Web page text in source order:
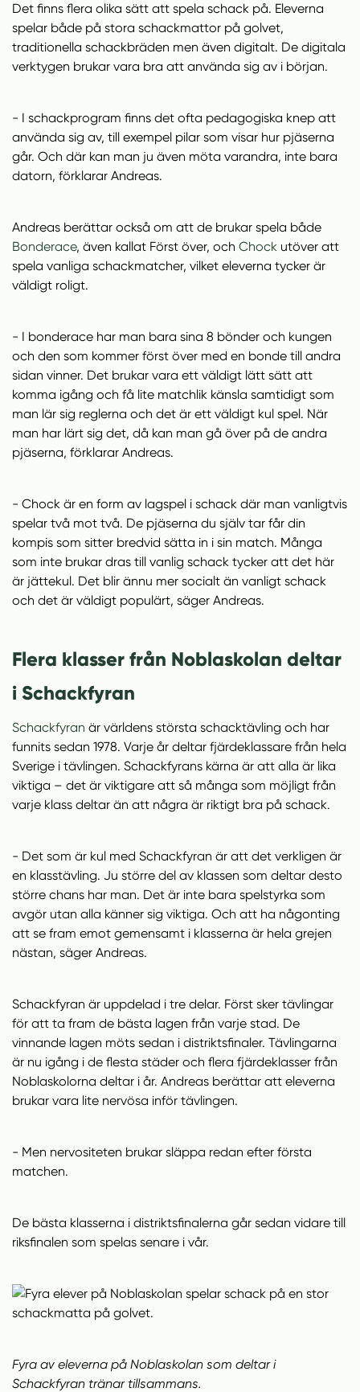
Det finns flera olika sätt att spela schack på. Eleverna
spelar både på stora schackmattor på golvet,
traditionella schackbräden men även digitalt. De digitala
verktygen brukar vara bra att använda sig av i början.
- I schackprogram finns det ofta pedagogiska knep att
använda sig av, till exempel pilar som visar hur pjäserna
går. Och där kan man ju även möta varandra, inte bara
datorn, förklarar Andreas.
Andreas berättar också om att de brukar spela både
Bonderace, även kallat Först över, och Chock
ö
a
s
i
n
y
t
n
s
t
e
utöver att
spela vanliga schackmatcher, vilket eleverna tycker är
väldigt roligt.
- I bonderace har man bara sina 8 bönder och kungen
och den som kommer först över med en bonde till andra
sidan vinner. Det brukar vara ett väldigt lätt sätt att
komma igång och få lite matchlik känsla samtidigt som
man lär sig reglerna och det är ett väldigt kul spel. När
man har lärt sig det, då kan man gå över på de andra
pjäserna, förklarar Andreas.
- Chock är en form av lagspel i schack där man vanligtvis
spelar två mot två. De pjäserna du själv tar får din
kompis som sitter bredvid sätta in i sin match. Många
som inte brukar dras till vanlig schack tycker att det här
är jättekul. Det blir ännu mer socialt än vanligt schack
och det är väldigt populärt, säger Andreas.
Flera klasser från Noblaskolan deltar
i Schackfyran
Schackfyran är världens största schacktävling och har
funnits sedan 1978. Varje år deltar fjärdeklassare från hela
Sverige i tävlingen. Schackfyrans kärna är att alla är lika
viktiga – det är viktigare att så många som möjligt från
varje klass deltar än att några är riktigt bra på schack.
- Det som är kul med Schackfyran är att det verkligen är
en klasstävling. Ju större del av klassen som deltar desto
större chans har man. Det är inte bara spelstyrka som
avgör utan alla känner sig viktiga. Och att ha någonting
att se fram emot gemensamt i klasserna är hela grejen
nästan, säger Andreas.
Schackfyran är uppdelad i tre delar. Först sker tävlingar
för att ta fram de bästa lagen från varje stad. De
vinnande lagen möts sedan i distriktsfinaler. Tävlingarna
är nu igång i de flesta städer och flera fjärdeklasser från
Noblaskolorna deltar i år. Andreas berättar att eleverna
brukar vara lite nervösa inför tävlingen.
- Men nervositeten brukar släppa redan efter första
matchen.
De bästa klasserna i distriktsfinalerna går sedan vidare till
riksfinalen som spelas senare i vår.
Fyra av eleverna på Noblaskolan som deltar i
Schackfyran tränar tillsammans.